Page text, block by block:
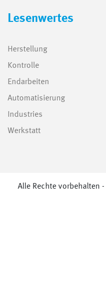
Lesenwertes
Herstellung
Kontrolle
Endarbeiten
Automatisierung
Industries
Werkstatt
Alle Rechte vorbehalten -